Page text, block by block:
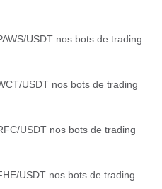
USDT nos bots de trading
USDT nos bots de trading
USDT nos bots de trading
USDT nos bots de trading